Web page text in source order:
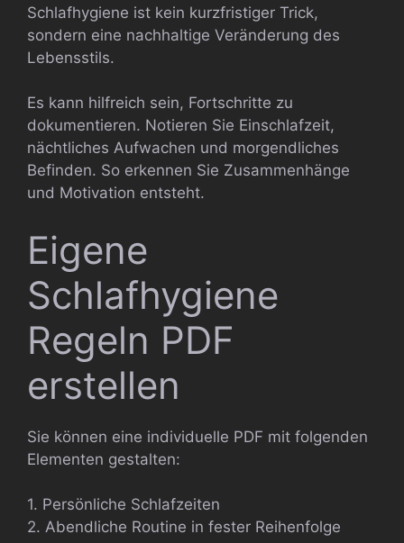
Schlafhygiene ist kein kurzfristiger Trick,
sondern eine nachhaltige Veränderung des
Lebensstils.
Es kann hilfreich sein, Fortschritte zu
dokumentieren. Notieren Sie Einschlafzeit,
nächtliches Aufwachen und morgendliches
Befinden. So erkennen Sie Zusammenhänge
und Motivation entsteht.
Eigene
Schlafhygiene
Regeln PDF
erstellen
Sie können eine individuelle PDF mit folgenden
Elementen gestalten:
1. Persönliche Schlafzeiten
2. Abendliche Routine in fester Reihenfolge